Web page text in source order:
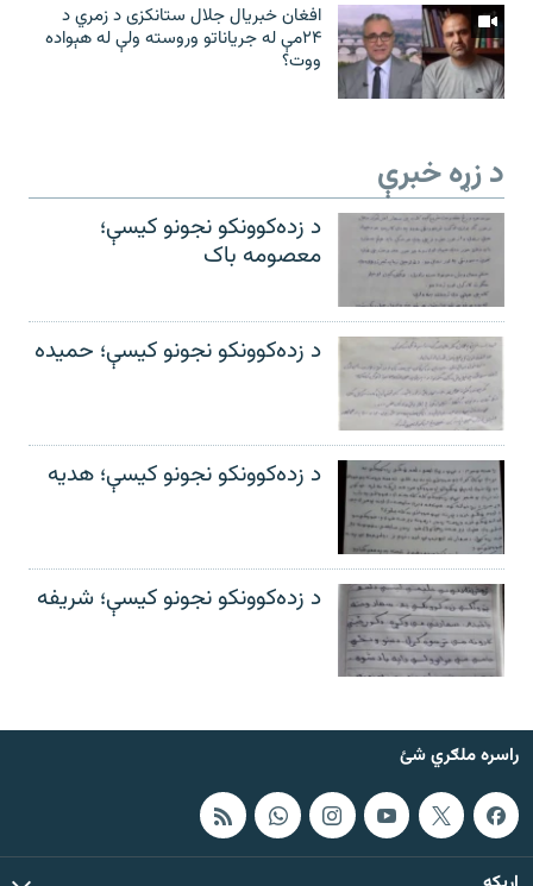
افغان خبریال جلال ستانکزی د زمري د
۲۴مې له جریاناتو وروسته ولې له هېواده
ووت؟
د زړه خبرې
د زده‌کوونکو نجونو کیسې؛
معصومه باک
د زده‌کوونکو نجونو کیسې؛ حمیده
د زده‌کوونکو نجونو کیسې؛ هدیه
د زده‌کوونکو نجونو کیسې؛ شریفه
راسره ملګري شئ